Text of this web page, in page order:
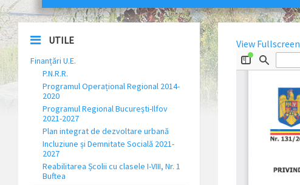
View Fullscreen
UTILE
Finanțări U.E.
P.N.R.R.
Programul Operațional Regional 2014-
2020
Programul Regional București-Ilfov
2021-2027
Plan integrat de dezvoltare urbană
Incluziune și Demnitate Socială 2021-
2027
Reabilitarea Școlii cu clasele I-VIII, Nr. 1
Buftea